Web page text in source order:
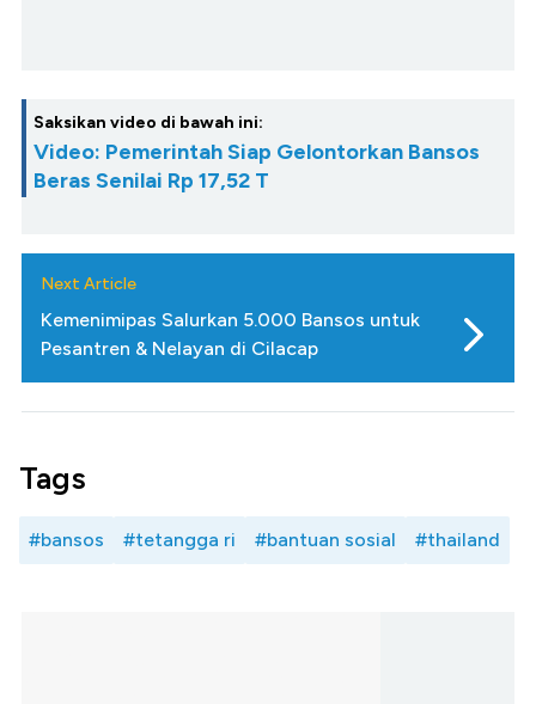
Saksikan video di bawah ini:
Video: Pemerintah Siap Gelontorkan Bansos
Beras Senilai Rp 17,52 T
Next Article
Kemenimipas Salurkan 5.000 Bansos untuk
Pesantren & Nelayan di Cilacap
Tags
#bansos #tetangga ri #bantuan sosial #thailand